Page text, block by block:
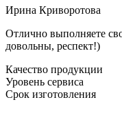
Ирина Криворотова
Отлично выполняете
довольны, респект!)
Качество продукции
Уровень сервиса
Срок изготовления